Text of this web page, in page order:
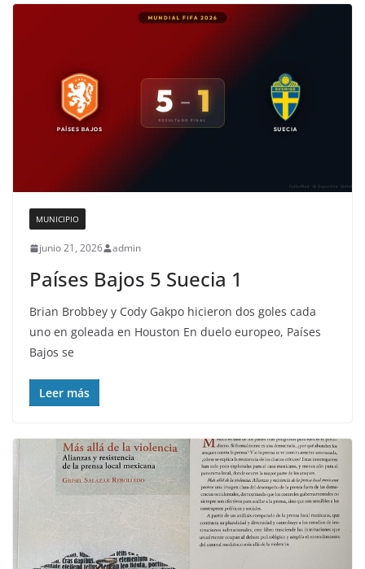
MUNICIPIO
junio 21, 2026 admin
Países Bajos 5 Suecia 1
Brian Brobbey y Cody Gakpo hicieron dos goles cada
uno en goleada en Houston En duelo europeo, Países
Bajos se
Leer más